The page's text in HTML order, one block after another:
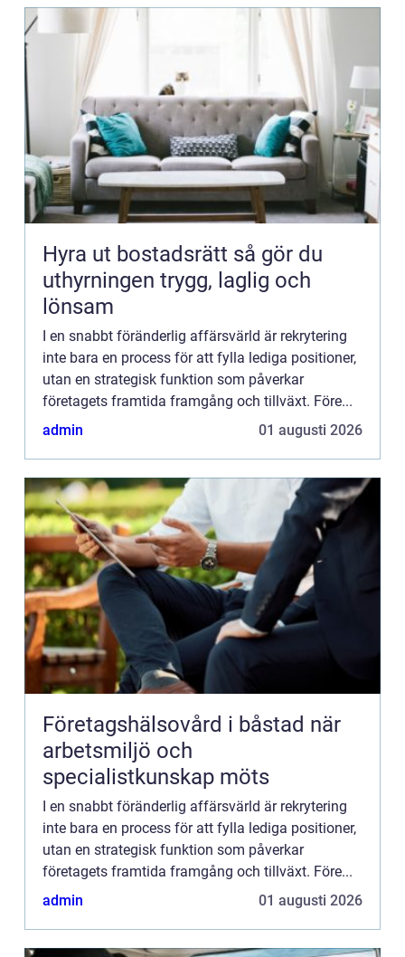
Hyra ut bostadsrätt så gör du
uthyrningen trygg, laglig och
lönsam
I en snabbt föränderlig affärsvärld är rekrytering
inte bara en process för att fylla lediga positioner,
utan en strategisk funktion som påverkar
företagets framtida framgång och tillväxt. Före...
admin
01 augusti 2026
Företagshälsovård i båstad när
arbetsmiljö och
specialistkunskap möts
I en snabbt föränderlig affärsvärld är rekrytering
inte bara en process för att fylla lediga positioner,
utan en strategisk funktion som påverkar
företagets framtida framgång och tillväxt. Före...
admin
01 augusti 2026